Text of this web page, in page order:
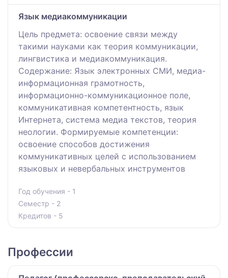
Язык медиакоммуникации
Цель предмета: освоение связи между
такими науками как теория коммуникации,
лингвистика и медиакоммуникация.
Содержание: Язык электронных СМИ, медиа-
информационная грамотность,
информационно-коммуникационное поле,
коммуникативная компетентность, язык
Интернета, система медиа текстов, теория
неологии. Формируемые компетенции:
освоение способов достижения
коммуникативных целей с использованием
языковых и невербальных инструментов
Год обучения - 1
Семестр - 2
Кредитов - 5
Профессии